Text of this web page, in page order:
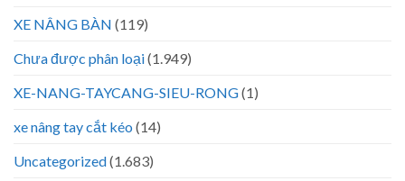
XE NÂNG BÀN (119)
Chưa được phân loại(1.949)
XE-NANG-TAYCANG-SIEU-RONG(1)
xe nâng tay cắt kéo (14)
Uncategorized(1.683)